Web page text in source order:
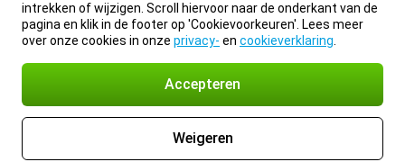
intrekken of wijzigen. Scroll hiervoor naar de onderkant van de
pagina en klik in de footer op 'Cookievoorkeuren'. Lees meer
over onze cookies in onze privacy- en cookieverklaring
Accepteren
Weigeren